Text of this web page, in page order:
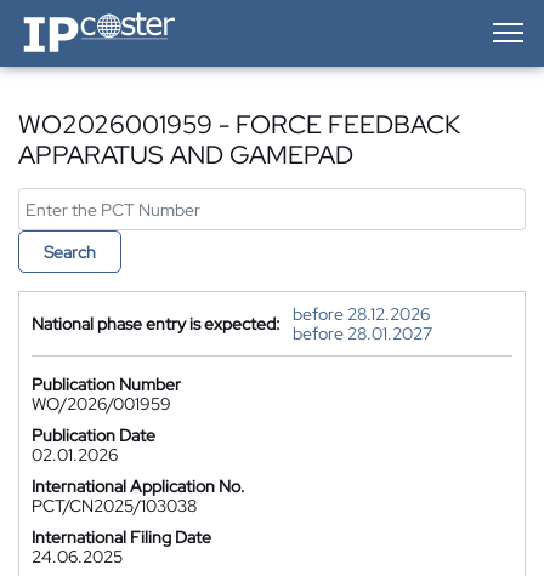
IP-Coster — Home
WO2026001959 - FORCE FEEDBACK
APPARATUS AND GAMEPAD
Search
National phase entry is expected:
before 28.12.2026
before 28.01.2027
Publication Number
WO/2026/001959
Publication Date
02.01.2026
International Application No.
PCT/CN2025/103038
International Filing Date
24.06.2025